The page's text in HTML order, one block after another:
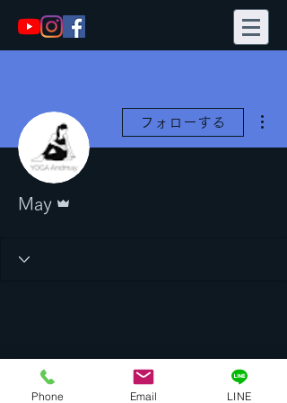
フォローする
May
Phone Email LINE